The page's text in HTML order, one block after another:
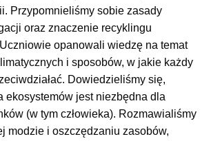
Przypomnieliśmy sobie zasady
oraz znaczenie recyklingu
opanowali wiedzę na temat
i sposobów, w jakie każdy
Dowiedzieliśmy się,
ekosystemów jest niezbędna dla
(w tym człowieka). Rozmawialiśmy
modzie i oszczędzaniu zasobów,